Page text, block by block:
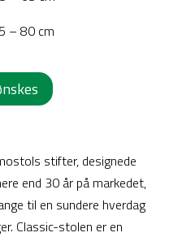
– 80 cm
stifter, designede
end 30 år på markedet,
til en sundere hverdag
Classic-stolen er en